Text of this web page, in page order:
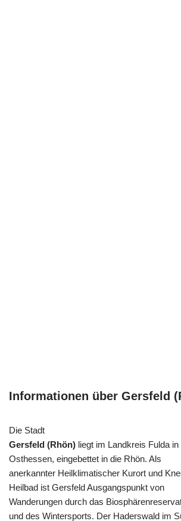
Informationen über Gersfeld
Die Stadt
Gersfeld (Rhön) liegt im Landkreis Fulda in
Osthessen, eingebettet in die Rhön. Als
anerkannter Heilklimatischer Kurort und
Heilbad ist Gersfeld Ausgangspunkt von
Wanderungen durch das
und des Wintersports. Der Haderswald im